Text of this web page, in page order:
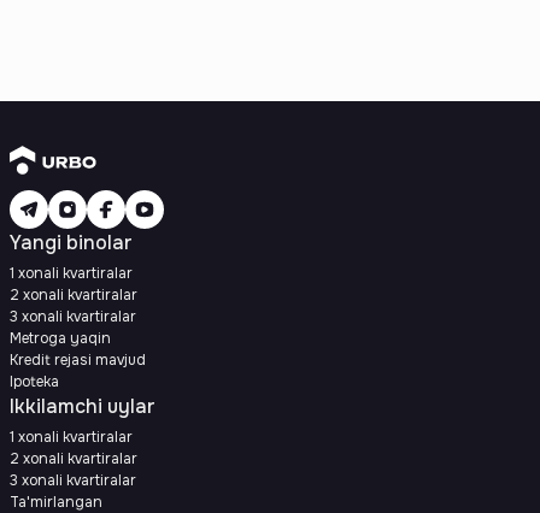
Yangi binolar
1 xonali kvartiralar
2 xonali kvartiralar
3 xonali kvartiralar
Metroga yaqin
Kredit rejasi mavjud
Ipoteka
Ikkilamchi uylar
1 xonali kvartiralar
2 xonali kvartiralar
3 xonali kvartiralar
Ta'mirlangan